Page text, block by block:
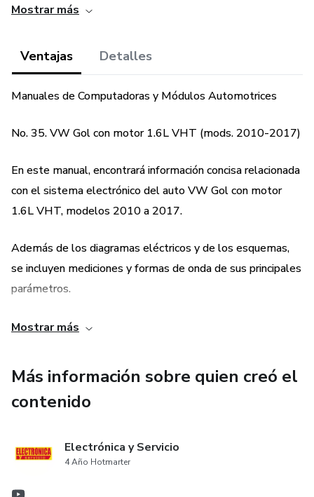
o Actuadores (con DTC)
o Diagramas:
— Motor de arranque y alternador
— Sistema de frenos ABS
— Módulo de control i-Motion
Mostrar más
Ventajas Detalles
Manuales de Computadoras y Módulos Automotrices
No. 35. VW Gol con motor 1.6L VHT (mods. 2010-2017)
En este manual, encontrará información concisa relacionada
con el sistema electrónico del auto VW Gol con motor
1.6L VHT, modelos 2010 a 2017.
Además de los diagramas eléctricos y de los esquemas,
se incluyen mediciones y formas de onda de sus principales
parámetros.
Contenidos:
o Módulo de control electrónico (ECM, computadora)
Mostrar más
Más información sobre quien creó el
contenido
Electrónica y Servicio
4 Año Hotmarter